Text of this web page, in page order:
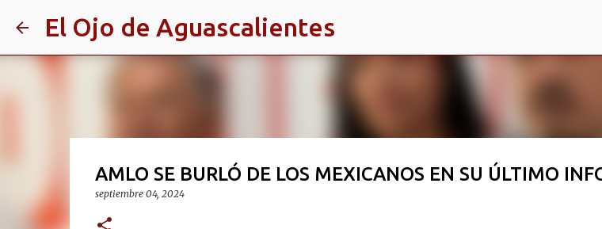
El Ojo de Aguascalientes
AMLO SE BURLÓ DE LOS MEXICANOS EN SU ÚLTIMO
septiembre 04, 2024